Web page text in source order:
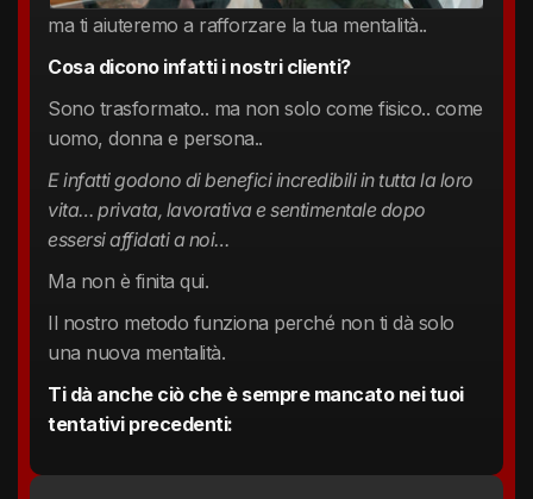
ma ti aiuteremo a rafforzare la tua mentalità..
Cosa dicono infatti i nostri clienti?
Sono trasformato.. ma non solo come fisico.. come
uomo, donna e persona..
E infatti godono di benefici incredibili in tutta la loro
vita… privata, lavorativa e sentimentale dopo
essersi affidati a noi…
Ma non è finita qui.
Il nostro metodo funziona perché non ti dà solo
una nuova mentalità.
Ti dà anche ciò che è sempre mancato nei tuoi
tentativi precedenti: